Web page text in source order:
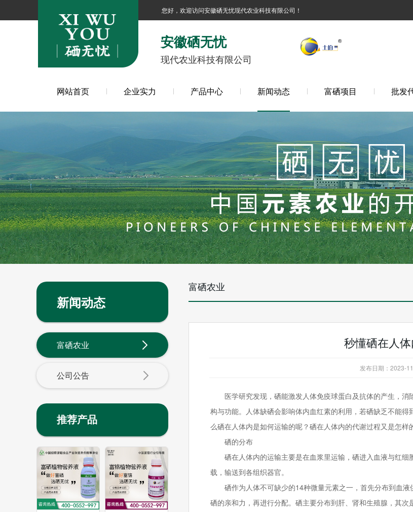
您好，欢迎访问安徽硒无忧现代农业科技有限公司！
安徽硒无忧
现代农业科技有限公司
网站首页 企业实力 产品中心 新闻动态 富硒项目 批发
新闻动态
富硒农业
公司公告
推荐产品
富硒农业
秒懂硒在人
发布日期：2023-
医学研究发现，硒能激发人体免疫球蛋白及抗体的产生，
构与功能。人体缺硒会影响体内血红素的利用，若硒缺乏不能
么硒在人体内是如何运输的呢？硒在人体内的代谢过程又是怎样
硒的分布
硒在人体内的运输主要是在血浆里运输，硒进入血液与红
载，输送到各组织器官。
硒作为人体不可缺少的14种微量元素之一，首先分布到血
硒的亲和力，再进行分配。硒主要分布到肝、肾和生殖腺，其次